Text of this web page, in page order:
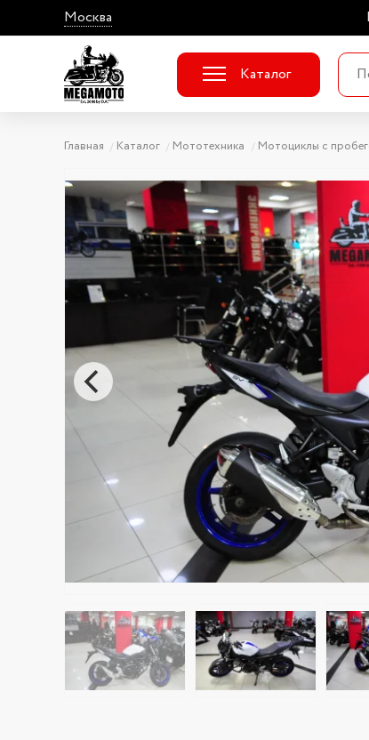
Москва
Каталог
Главная Каталог Мототехника Мотоциклы с